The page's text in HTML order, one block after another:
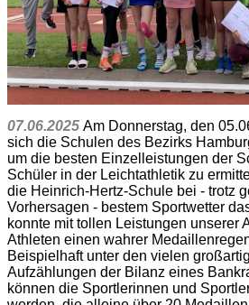
07.06.2025 Am Donnerstag, den
sich die Schulen des Bezirks
um die besten Einzelleistungen der
Schüler in der Leichtathletik zu
die Heinrich-Hertz-Schule bei - trotz
Vorhersagen - bestem Sportwetter
konnte mit tollen Leistungen unserer
Athleten einen wahrer
Beispielhaft unter den vielen
Aufzählungen der Bilanz eines
können die Sportlerinnen und